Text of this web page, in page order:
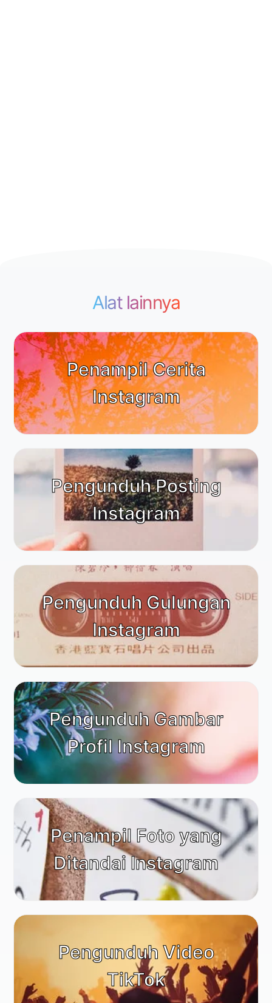
Alat lainnya
Penampil Cerita
Instagram
Pengunduh Posting
Instagram
Pengunduh Gulungan
Instagram
Pengunduh Gambar
Profil Instagram
Penampil Foto yang
Ditandai Instagram
Pengunduh Video
TikTok